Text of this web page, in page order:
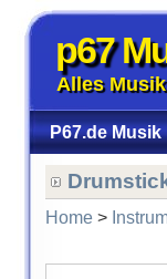
p67
Alles Musik
P67.de Musik
Home>